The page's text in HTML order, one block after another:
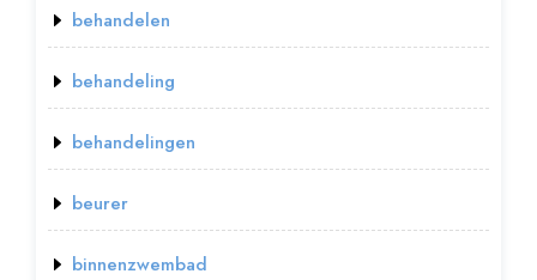
behandelen
behandeling
behandelingen
beurer
binnenzwembad